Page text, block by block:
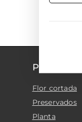
Flor cortada
Preservados
Planta